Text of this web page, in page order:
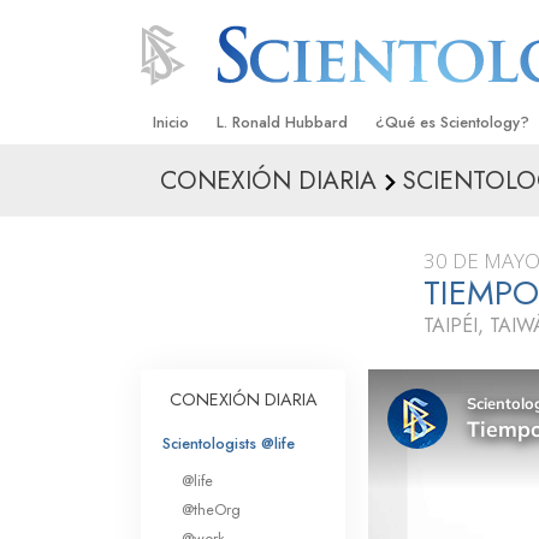
Inicio L. Ronald Hubbard ¿Qué es Scientology?
Creencias y Prácticas
Qué dicen los
Scientology
Conoce a un
Dentro de una Iglesia
Los Principios
CONEXIÓN DIARIA
30 DE
TAIPÉI,
CONEXIÓN DIARIA
Scientologists @life
@life
@theOrg